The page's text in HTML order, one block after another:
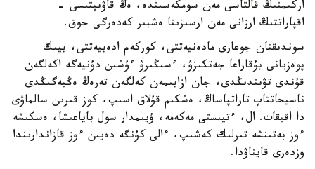
اركىمنىڭ قالتاسى مەن سومكەسىندە، ەڭ قاۋىپتىسى -
اقپاراتتىڭ ارزانى مەن ارسىزىنا ەشبىر كەدەرگى جوق.
سوندىقتان جوعارى مادەنيەتتى، كوركەم ادەبيەتتى، بيىك
پوەزيانى بۇقاراعا جەتكىزۋ، ءسىڭىرۋ ءۇشىن دۇنيەگە اكەلگەن
قۇندى تۋىندىڭدى، جان ازابىمەن كەلگەن تەرەڭ ەڭبەگىڭدى
ناسيحاتتاپ تاراتپاساڭ، ەشكىم قۇلاق اسىپ، كوز قىرىن سالماۋى
دا اقيقات. ال، ءتيىستى مەكەمە، ۇيىمدار سول باياعىشا، ەسكىشە
ءوز بەتىنشە تىرلىك كەشىپ، ءالى كۇنگە دەيىن ءوز قازاندارىندا
وزدەرى قايناۋدا.